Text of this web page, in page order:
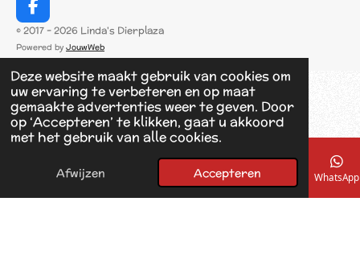
Deze website maakt gebruik van cookies om
uw ervaring te verbeteren en op maat
gemaakte advertenties weer te geven. Door
op ‘Accepteren’ te klikken, gaat u akkoord
met het gebruik van alle cookies.
Afwijzen Accepteren
F
a
c
e
b
o
o
k
© 2017 - 2026 Linda's Dierplaza
Powered by JouwWeb
E-mailadres Telefoonnummer Kaart Facebook WhatsApp